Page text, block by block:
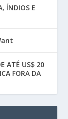
ÍNDIOS E
ATÉ US$ 20
FORA DA